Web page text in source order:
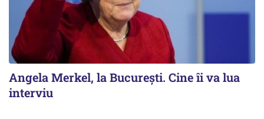
Angela Merkel, la București. Cine îi va lua
interviu